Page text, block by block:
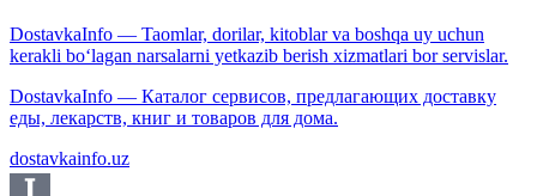
DostavkaInfo — Taomlar, dorilar, kitoblar va boshqa uy uchun
kerakli bo‘lagan narsalarni yetkazib berish xizmatlari bor servislar.
DostavkaInfo — Каталог сервисов, предлагающих доставку
еды, лекарств, книг и товаров для дома.
dostavkainfo.uz